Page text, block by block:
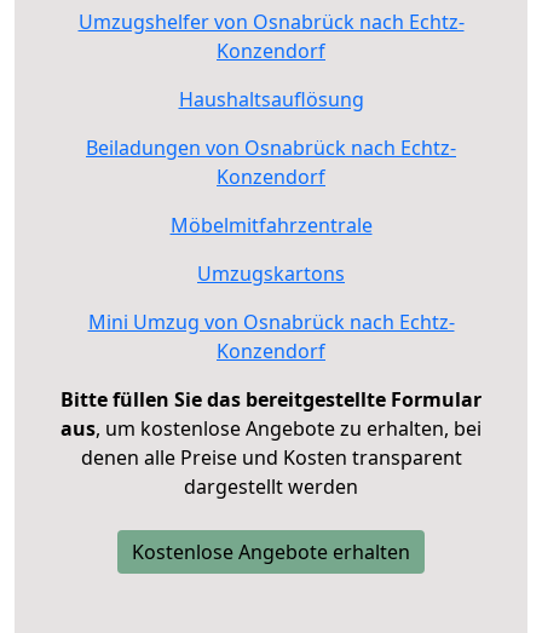
Umzugshelfer von Osnabrück nach Echtz-
Konzendorf
Haushaltsauflösung
Beiladungen von Osnabrück nach Echtz-
Konzendorf
Möbelmitfahrzentrale
Umzugskartons
Mini Umzug von Osnabrück nach Echtz-
Konzendorf
Bitte füllen Sie das bereitgestellte Formular
aus, um kostenlose Angebote zu erhalten, bei
denen alle Preise und Kosten transparent
dargestellt werden
Kostenlose Angebote erhalten